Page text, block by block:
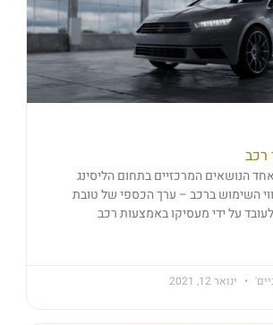
רכב
הנושאים המרכזיים בתחום הליסינג
השימוש ברכב – ערך הכספי של טובת
על ידי מעסיקו באמצעות רכב
ינואר 12, 2021